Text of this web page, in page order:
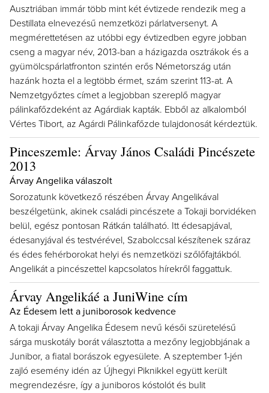
Ausztriában immár több mint két évtizede rendezik meg a
Destillata elnevezésű nemzetközi párlatversenyt. A
megmérettetésen az utóbbi egy évtizedben egyre jobban
cseng a magyar név, 2013-ban a házigazda osztrákok és a
gyümölcspárlatfronton szintén erős Németország után
hazánk hozta el a legtöbb érmet, szám szerint 113-at. A
Nemzetgyőztes címet a legjobban szereplő magyar
pálinkafőzdeként az Agárdiak kapták. Ebből az alkalomból
Vértes Tibort, az Agárdi Pálinkafőzde tulajdonosát kérdeztük.
Pinceszemle: Árvay János Családi Pincészete
2013
Árvay Angelika válaszolt
Sorozatunk következő részében Árvay Angelikával
beszélgetünk, akinek családi pincészete a Tokaji borvidéken
belül, egész pontosan Rátkán található. Itt édesapjával,
édesanyjával és testvérével, Szabolccsal készítenek száraz
és édes fehérborokat helyi és nemzetközi szőlőfajtákból.
Angelikát a pincészettel kapcsolatos hírekről faggattuk.
Árvay Angelikáé a JuniWine cím
Az Édesem lett a juniborosok kedvence
A tokaji Árvay Angelika Édesem nevű késői szüretelésű
sárga muskotály borát választotta a mezőny legjobbjának a
Junibor, a fiatal borászok egyesülete. A szeptember 1-jén
zajló esemény idén az Újhegyi Piknikkel együtt került
megrendezésre, így a juniboros kóstolót és bulit